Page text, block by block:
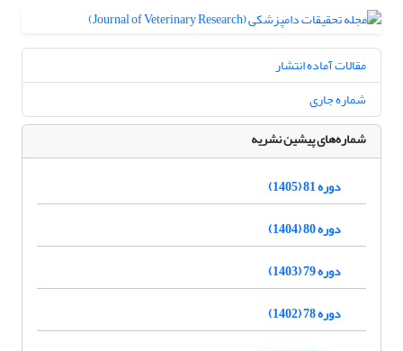
مقالات آماده انتشار
شماره جاری
شماره‌های پیشین نشریه
دوره 81 (1405)
دوره 80 (1404)
دوره 79 (1403)
دوره 78 (1402)